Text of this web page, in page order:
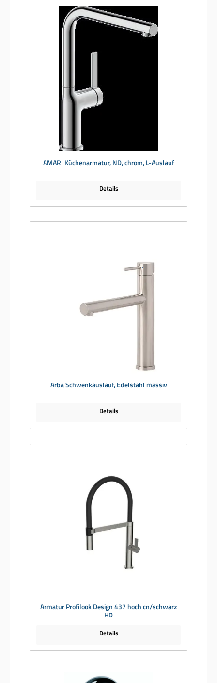
AMARI Küchenarmatur, ND, chrom, L-Auslauf
Details
Arba Schwenkauslauf, Edelstahl massiv
Details
Armatur Profilook Design 437 hoch cn/schwarz
HD
Details